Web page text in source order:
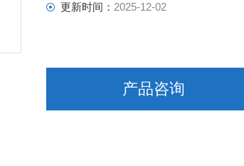
更新时间： 2025-12-02
产品咨询